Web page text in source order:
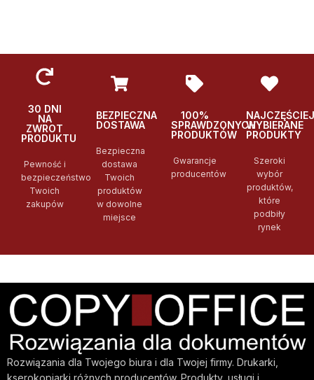
30 DNI
NA
ZWROT
PRODUKTU
Pewność i
bezpieczeństwo
Twoich
zakupów
BEZPIECZNA
DOSTAWA
Bezpieczna
dostawa
Twoich
produktów
w dowolne
miejsce
100%
SPRAWDZONYCH
PRODUKTÓW
Gwarancje
producentów
NAJCZĘŚCIEJ
WYBIERANE
PRODUKTY
Szeroki
wybór
produktów,
które
podbiły
rynek
Rozwiązania dla Twojego biura i dla Twojej firmy. Drukarki,
kserokopiarki różnych producentów. Produkty, usługi i